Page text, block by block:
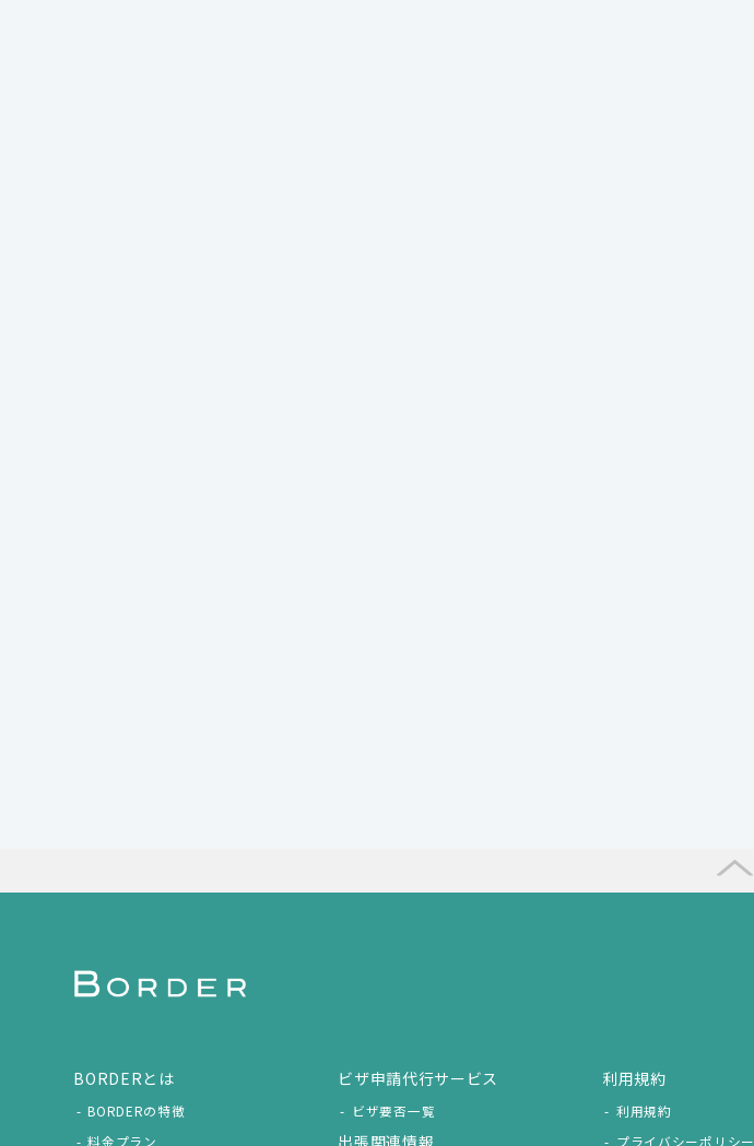
BORDERとは
BORDERの特徴
料金プラン
ビザ申請代行サービス
ビザ要否一覧
利用規約
利用規約
プライバシーポリシー